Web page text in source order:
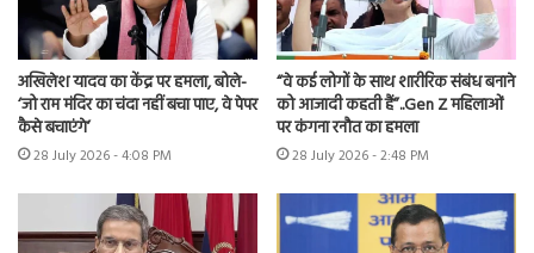
अखिलेश यादव का केंद्र पर हमला, बोले-
‘जो राम मंदिर का चंदा नहीं बचा पाए, वे पेपर
कैसे बचाएंगे’
28 July 2026 - 4:08 PM
“वे कई लोगों के साथ शारीरिक संबंध बनाने
को आजादी कहती हैं”..Gen Z महिलाओं
पर कंगना रनौत का हमला
28 July 2026 - 2:48 PM